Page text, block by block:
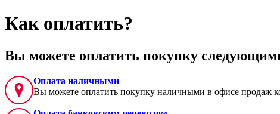
Как оплатить?
Вы можете оплатить покупку
Оплата наличными
Вы можете оплатить покупку наличными в офисе продаж